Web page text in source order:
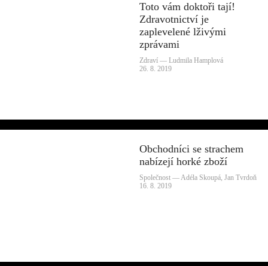
Toto vám doktoři tají!
Zdravotnictví je
zaplevelené lživými
zprávami
Zdraví — Ludmila Hamplová
26. 8. 2019
Obchodníci se strachem
nabízejí horké zboží
Společnost — Adéla Skoupá, Jan Tvrdoň
16. 8. 2019